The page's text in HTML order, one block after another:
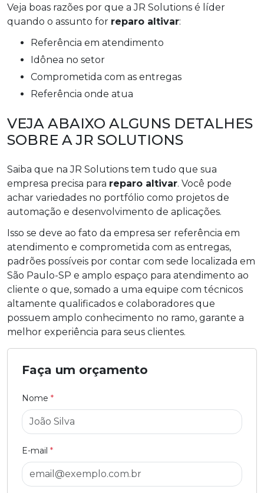
Veja boas razões por que a JR Solutions é líder
quando o assunto for reparo altivar:
referência em atendimento
idônea no setor
comprometida com as entregas
referência onde atua
VEJA ABAIXO ALGUNS DETALHES
SOBRE A JR SOLUTIONS
Saiba que na JR Solutions tem tudo que sua
empresa precisa para reparo altivar. Você pode
achar variedades no portfólio como projetos de
automação e desenvolvimento de aplicações.
Isso se deve ao fato da empresa ser referência em
atendimento e comprometida com as entregas,
padrões possíveis por contar com sede localizada em
São Paulo-SP e amplo espaço para atendimento ao
cliente o que, somado a uma equipe com técnicos
altamente qualificados e colaboradores que
possuem amplo conhecimento no ramo, garante a
melhor experiência para seus clientes.
Faça um orçamento
Nome *
E-mail *